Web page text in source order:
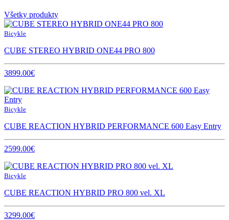
Všetky produkty
Bicykle
CUBE STEREO HYBRID ONE44 PRO 800
3899.00€
Bicykle
CUBE REACTION HYBRID PERFORMANCE 600 Easy Entry
2599.00€
Bicykle
CUBE REACTION HYBRID PRO 800 vel. XL
3299.00€